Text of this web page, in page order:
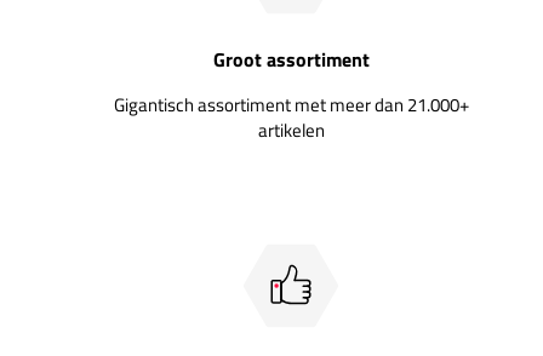
Groot assortiment
Gigantisch assortiment met meer dan 21.000+
artikelen